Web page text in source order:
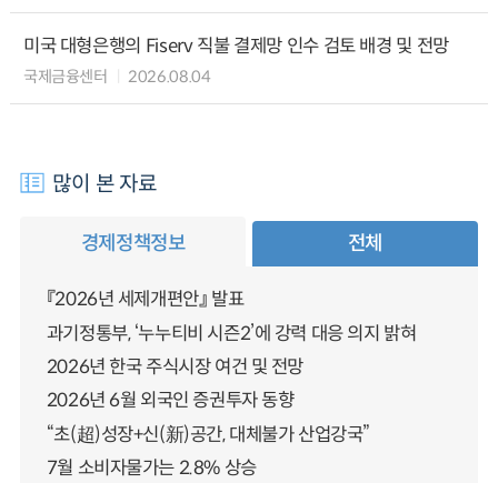
미국 대형은행의 Fiserv 직불 결제망 인수 검토 배경 및 전망
국제금융센터 2026.08.04
많이 본 자료
경제정책정보 전체
『2026년 세제개편안』 발표
과기정통부, ‘누누티비 시즌2’에 강력 대응 의지 밝혀
2026년 한국 주식시장 여건 및 전망
2026년 6월 외국인 증권투자 동향
“초(超)성장+신(新)공간, 대체불가 산업강국”
7월 소비자물가는 2.8% 상승